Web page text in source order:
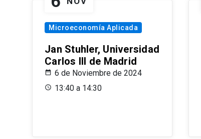
Microeconomía Aplicada
Jan Stuhler, Universidad
Carlos III de Madrid
6 de Noviembre de 2024
13:40 a 14:30